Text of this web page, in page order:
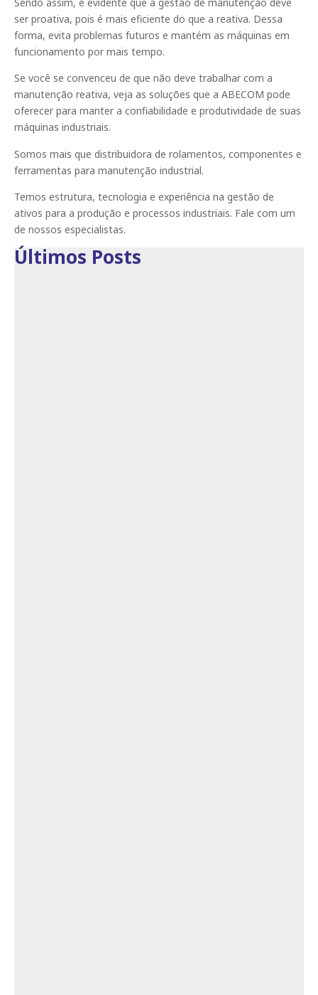
ser proativa, pois é mais eficiente do que a reativa. Dessa
forma, evita problemas futuros e mantém as máquinas em
funcionamento por mais tempo.
Se você se convenceu de que não deve trabalhar com a
manutenção reativa, veja as soluções que a ABECOM pode
oferecer para manter a confiabilidade e produtividade de suas
máquinas industriais.
Somos mais que distribuidora de rolamentos, componentes e
ferramentas para manutenção industrial.
Temos estrutura, tecnologia e experiência na gestão de
ativos para a produção e processos industriais. Fale com um
de nossos especialistas.
Últimos Posts